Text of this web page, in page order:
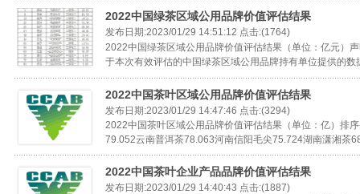
2022中国绿茶区域公用品牌价值评估结果
发布日期:2023/01/29 14:51:12 点击:(1764)
2022中国绿茶区域公用品牌价值评估结果（单位：亿元）
于本次有效评估的中国绿茶区域公用品牌持有单位提供的数
2022中国茶叶区域公用品牌价值评估结果
发布日期:2023/01/29 14:47:46 点击:(3294)
2022中国茶叶区域公用品牌价值评估结果（单位：亿）排
79.052云南普洱茶78.063河南信阳毛尖75.724湖南潇湘茶
2022中国茶叶企业产品品牌价值评估结果
发布日期:2023/01/29 14:40:43 点击:(1887)
2015茶叶区域公用品牌